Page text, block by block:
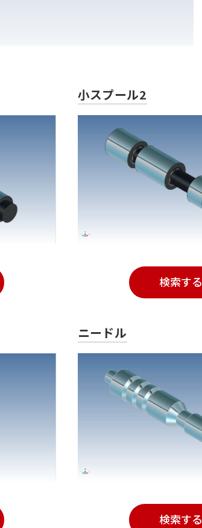
小スプール2
検索する
ニードル
検索する